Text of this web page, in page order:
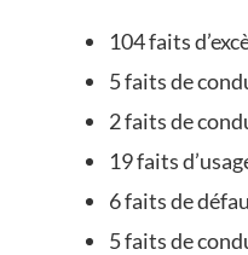
104 faits
5 faits de
2 faits de
19 faits
6 faits de
5 faits de